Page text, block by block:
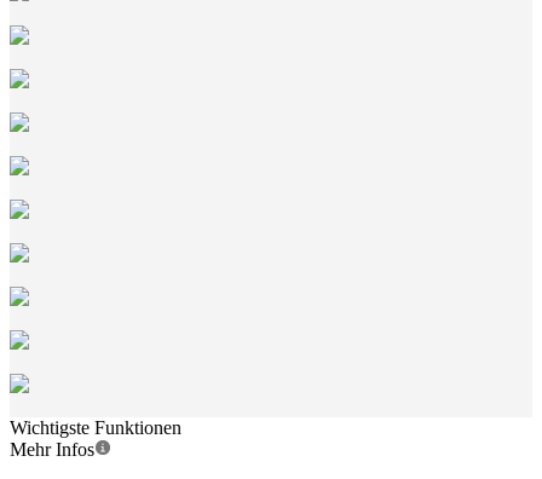
Wichtigste Funktionen
Mehr Infos